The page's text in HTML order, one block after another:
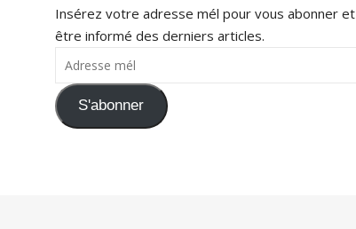
Insérez votre adresse mél pour vous abonner et
être informé des derniers articles.
Adresse mél
S'abonner